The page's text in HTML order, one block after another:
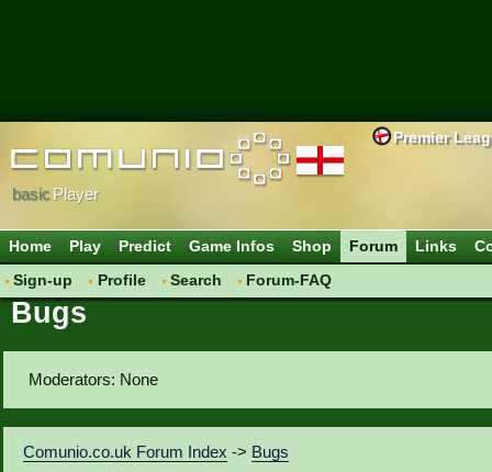
Premier
basicPlayer
Home Play Predict Game Infos Shop
Forum
Sign-up
Profile Search Forum-FAQ
Links
Bugs
Moderators: None
Comunio.co.uk Forum Index -> Bugs